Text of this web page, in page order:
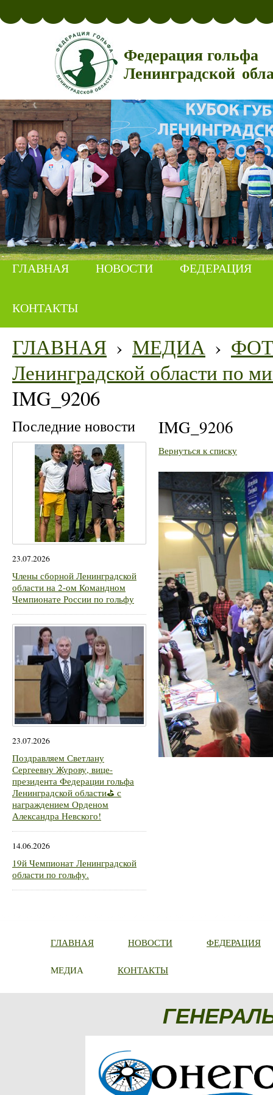
Федерация гольфа
Ленинградской
ГЛАВНАЯ НОВОСТИ ФЕДЕРАЦИЯ
КОНТАКТЫ
ГЛАВНАЯ › МЕДИА ›
Ленинградской области по
IMG_9206
Последние новости
23.07.2026
Члены сборной Ленинградской
области на 2-ом Командном
Чемпионате России по гольфу
23.07.2026
Поздравляем Светлану
Сергеевну Журову, вице-
президента Федерации гольфа
Ленинградской области⛳ с
награждением Орденом
Александра Невского!
14.06.2026
19й Чемпионат Ленинградской
области по гольфу.
IMG_9206
Вернуться к списку
ГЛАВНАЯ НОВОСТИ ФЕДЕРАЦИЯ
МЕДИА КОНТАКТЫ